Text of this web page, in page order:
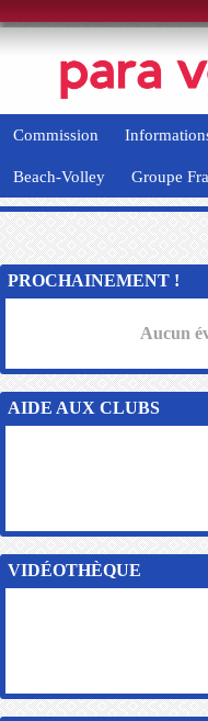
Commission
Beach-Volley Groupe
PROCHAINEMENT !
Aucun
AIDE AUX CLUBS
VIDÉOTHÈQUE